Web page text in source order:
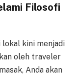
Filosofi
lokal kini menjadi
oleh traveler
Anda akan